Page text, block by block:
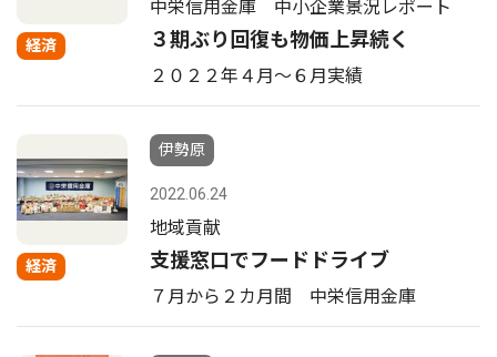
経済
中栄信用金庫 中小企業景況レポート
３期ぶり回復も物価上昇続く
２０２２年４月〜６月実績
経済
伊勢原
2022.06.24
地域貢献
支援窓口でフードドライブ
７月から２カ月間 中栄信用金庫